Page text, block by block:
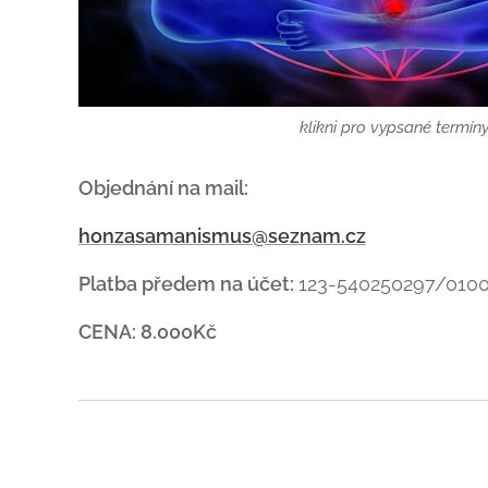
klikni pro vypsané termíny
Objednání na mail:
honzasamanismus@seznam.cz
Platba předem na účet: 123-540250297/
CENA: 8.000Kč